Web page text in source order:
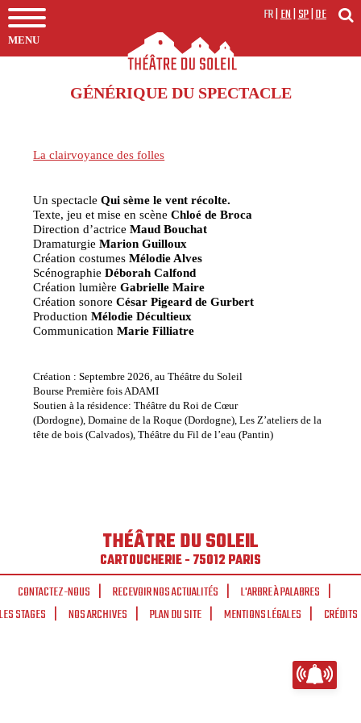
MENU
FR|EN|SP|DE
GÉNÉRIQUE DU SPECTACLE
La clairvoyance des folles
Un spectacleQui sème le vent récolte.
Texte, jeu et mise en scèneChloé de Broca
Direction d’actriceMaud Bouchat
DramaturgieMarion Guilloux
Création costumesMélodie Alves
ScénographieDéborah Calfond
Création lumièreGabrielle Maire
Création sonoreCésar Pigeard de Gurbert
ProductionMélodie Décultieux
CommunicationMarie Filliatre
Création : Septembre 2026, au Théâtre du Soleil
Bourse Première fois ADAMI
Soutien à la résidence: Théâtre du Roi de Cœur
(Dordogne), Domaine de la Roque (Dordogne), Les Z’ateliers de la
tête de bois (Calvados), Théâtre du Fil de l’eau (Pantin)
THÉÂTRE DU SOLEIL
CARTOUCHERIE - 75012 PARIS
CONTACTEZ-NOUS
RECEVOIR NOS ACTUALITÉS
L'ARBRE À PALABRES
LES STAGES
NOS ARCHIVES PLAN DU SITE MENTIONS LÉGALES CRÉDITS